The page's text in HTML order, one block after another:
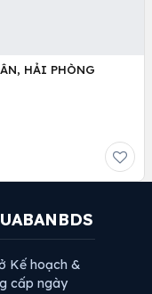
HẢI PHÒNG
Kế hoạch &
cấp ngày